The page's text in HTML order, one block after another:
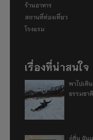
ร้านอาหาร
สถานที่ท่องเที่ยว
โรงแรม
เรื่องที่น่าสนใจ
พาไปเดิ
ธรรมชา
อู่ฮั่น ฉัน